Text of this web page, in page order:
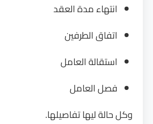
انتهاء مدة العقد
اتفاق الطرفين
استقالة العامل
فصل العامل
وكل حالة ليها تفاصيلها.